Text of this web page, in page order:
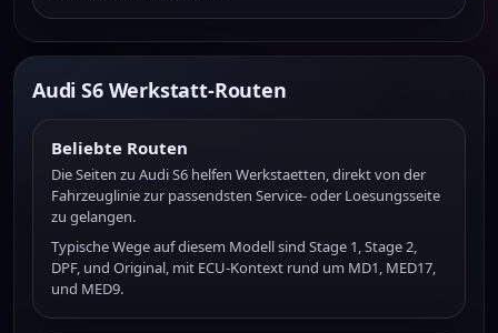
Audi S6 Werkstatt-Routen
Beliebte Routen
Die Seiten zu Audi S6 helfen Werkstaetten, direkt von der
Fahrzeuglinie zur passendsten Service- oder Loesungsseite
zu gelangen.
Typische Wege auf diesem Modell sind Stage 1, Stage 2,
DPF, und Original, mit ECU-Kontext rund um MD1, MED17,
und MED9.